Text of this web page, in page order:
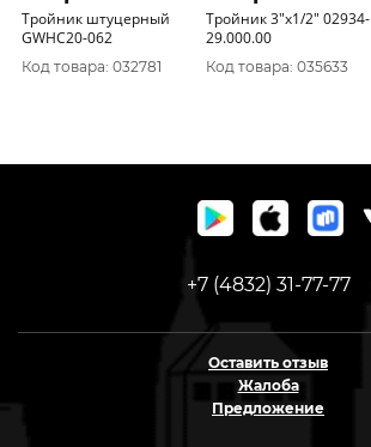
Тройник штуцерный
GWHC20-062
Код товара: 032781
Тройник 3"х1/2" 02934-
29.000.00
Код товара: 035633
+7 (4832) 31-77-77
Оставить отзыв
Жалоба
Предложение